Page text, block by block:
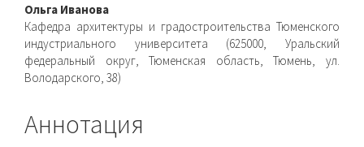
Ольга Иванова
Кафедра архитектуры и градостроительства Тюменского
индустриального университета (625000, Уральский
федеральный округ, Тюменская область, Тюмень, ул.
Володарского, 38)
Аннотация